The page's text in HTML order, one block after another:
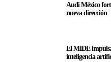
Audi México
nueva dirección
El MIDE
inteligencia